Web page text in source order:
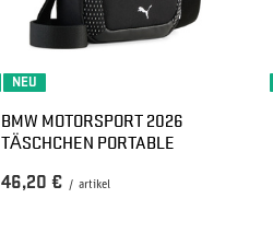
NEU
BMW MOTORSPORT 2026
TÄSCHCHEN PORTABLE
46,20 € / artikel